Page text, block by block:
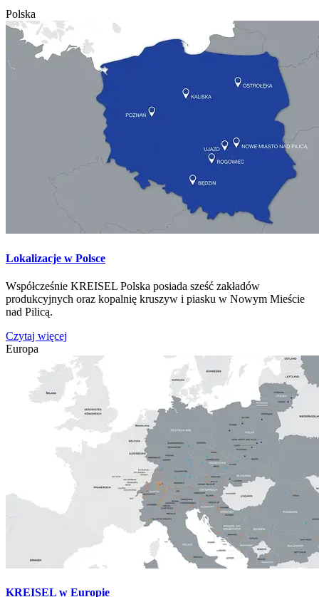
Polska
Lokalizacje w Polsce
Współcześnie KREISEL Polska posiada sześć zakładów
produkcyjnych oraz kopalnię kruszyw i piasku w Nowym Mieście
nad Pilicą.
Czytaj więcej
Europa
KREISEL w Europie